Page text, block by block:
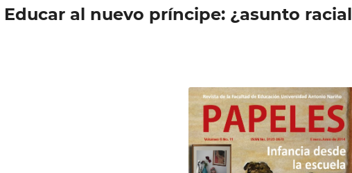
al nuevo príncipe: ¿asunto racial